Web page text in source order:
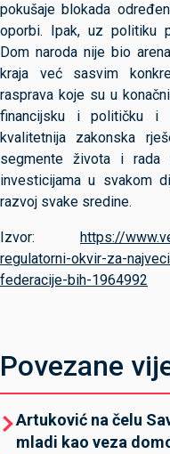
pokušaje blokada
oporbi. Ipak, uz politiku
Dom naroda nije bio
kraja već sasvim
rasprava koje su u
financijsku i političku i
kvalitetnija zakonska
segmente života i
investicijama u svakom
razvoj svake sredine.
Izvor: https://
regulatorni-okvir-za-
federacije-bih-1964992
Povezane
Artuković na čelu
mladi kao veza